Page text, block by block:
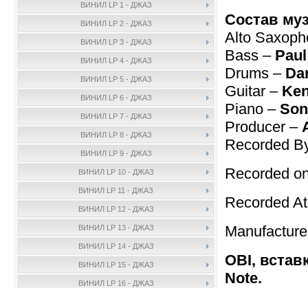
ВИНИЛ LP 1 - ДЖАЗ
ВИНИЛ LP 2 - ДЖАЗ
ВИНИЛ LP 3 - ДЖАЗ
ВИНИЛ LP 4 - ДЖАЗ
ВИНИЛ LP 5 - ДЖАЗ
ВИНИЛ LP 6 - ДЖАЗ
ВИНИЛ LP 7 - ДЖАЗ
ВИНИЛ LP 8 - ДЖАЗ
ВИНИЛ LP 9 - ДЖАЗ
ВИНИЛ LP 10 - ДЖАЗ
ВИНИЛ LP 11 - ДЖАЗ
ВИНИЛ LP 12 - ДЖАЗ
ВИНИЛ LP 13 - ДЖАЗ
ВИНИЛ LP 14 - ДЖАЗ
ВИНИЛ LP 15 - ДЖАЗ
ВИНИЛ LP 16 - ДЖАЗ
Состав
Alto
Bass –
Drums –
Guitar –
Piano –
Producer –
Recorded
Recorded
Recorded
OBI,
Note.